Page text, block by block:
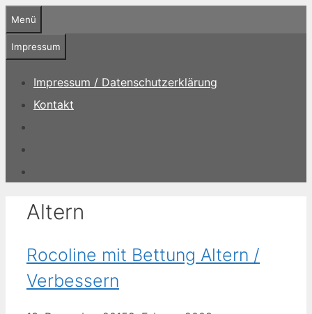
Zum
Inhalt
springen
Menü
Impressum
Impressum / Datenschutzerklärung
Kontakt
Altern
Rocoline mit Bettung Altern /
Verbessern